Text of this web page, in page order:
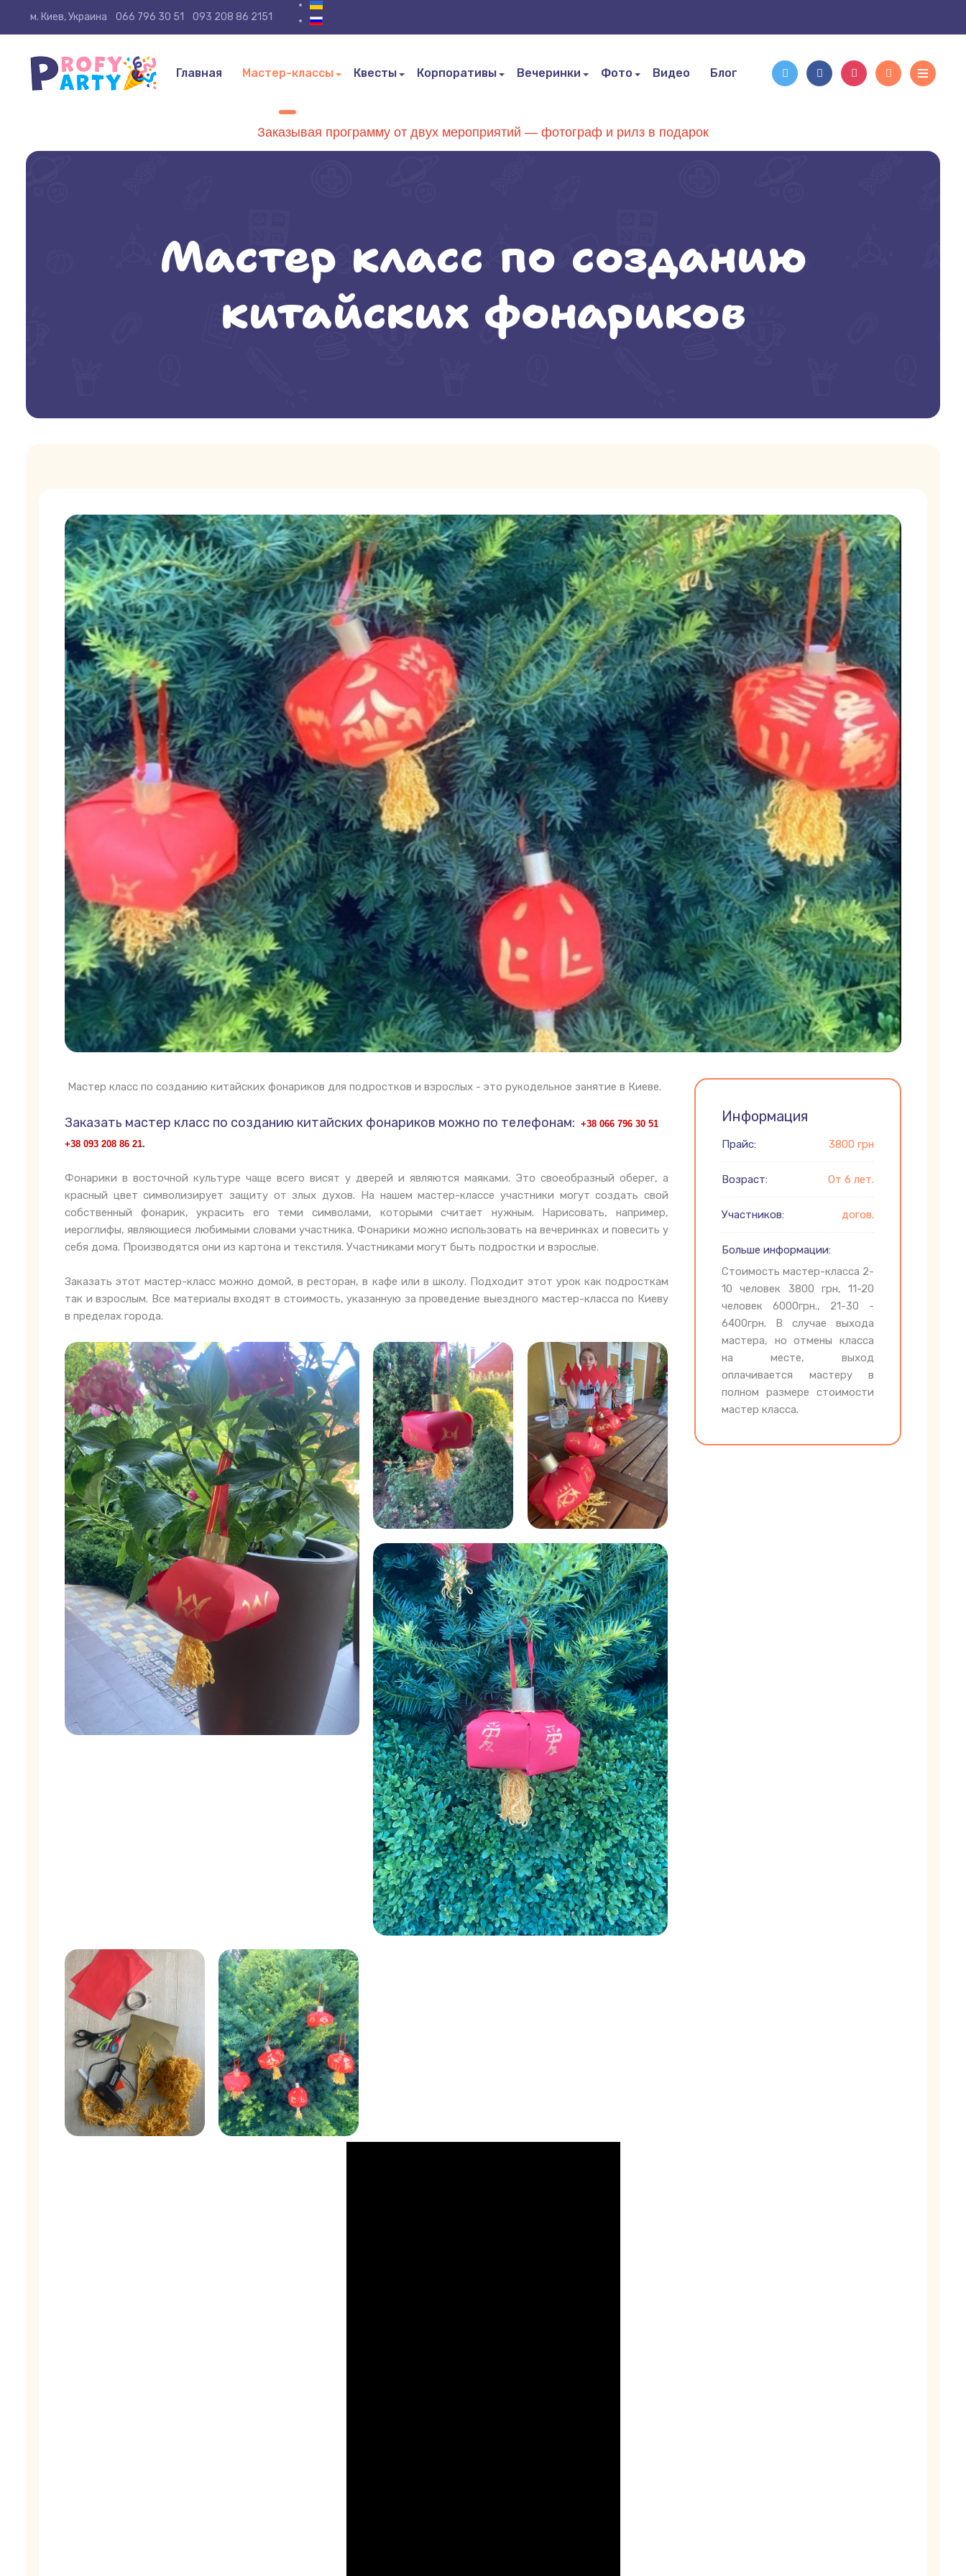
м. Киев, Украина 066 796 30 51 093 208 86 2151
Выберите язык
Главная Мастер-классы Квесты Корпоративы Вечеринки Фото Видео Блог
Заказывая программу от двух мероприятий — фотограф и рилз в подарок
Мастер класс по созданию
китайских фонариков
Информация
Прайс: 3800 грн
Возраст: От 6 лет.
Участников: догов.
Больше информации:
Стоимость мастер-класса 2-
10 человек 3800 грн, 11-20
человек 6000грн., 21-30 -
6400грн. В случае выхода
мастера, но отмены класса
на месте, выход
оплачивается мастеру в
полном размере стоимости
мастер класса.
Мастер класс по созданию китайских фонариков для подростков и взрослых - это рукодельное занятие в Киеве.
Заказать мастер класс по созданию китайских фонариков можно по телефонам: +38 066 796 30 51
+38 093 208 86 21.
Фонарики в восточной культуре чаще всего висят у дверей и являются маяками. Это своеобразный оберег, а
красный цвет символизирует защиту от злых духов. На нашем мастер-классе участники могут создать свой
собственный фонарик, украсить его теми символами, которыми считает нужным. Нарисовать, например,
иероглифы, являющиеся любимыми словами участника. Фонарики можно использовать на вечеринках и повесить у
себя дома. Производятся они из картона и текстиля. Участниками могут быть подростки и взрослые.
Заказать этот мастер-класс можно домой, в ресторан, в кафе или в школу. Подходит этот урок как подросткам
так и взрослым. Все материалы входят в стоимость, указанную за проведение выездного мастер-класса по Киеву
в пределах города.